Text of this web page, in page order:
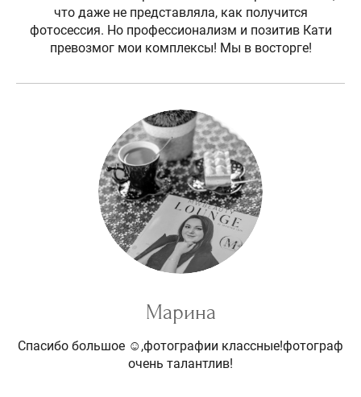
что даже не представляла, как получится
фотосессия. Но профессионализм и позитив Кати
превозмог мои комплексы! Мы в восторге!
Марина
Спасибо большое ☺️,фотографии классные!фотограф
очень талантлив!